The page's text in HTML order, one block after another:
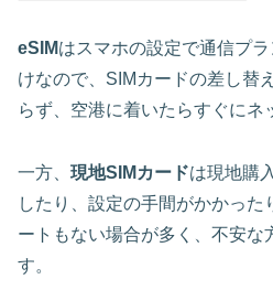
eSIMはスマホの設定で通信プ
けなので、SIMカードの差し替
らず、空港に着いたらすぐにネ
一方、 現地SIMカードは現地購
したり、設定の手間がかかった
ートもない場合が多く、不安な
す。